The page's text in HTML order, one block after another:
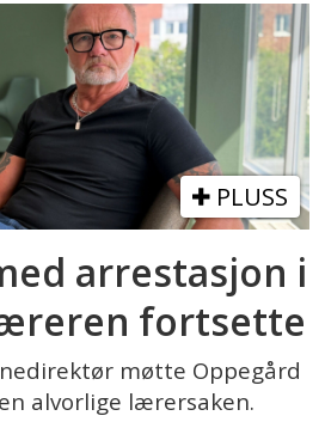
PLUSS
arrestasjon i
fortsette
møtte Oppegård
alvorlige lærersaken.